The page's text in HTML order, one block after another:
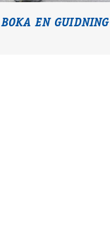
BOKA EN GUIDNING